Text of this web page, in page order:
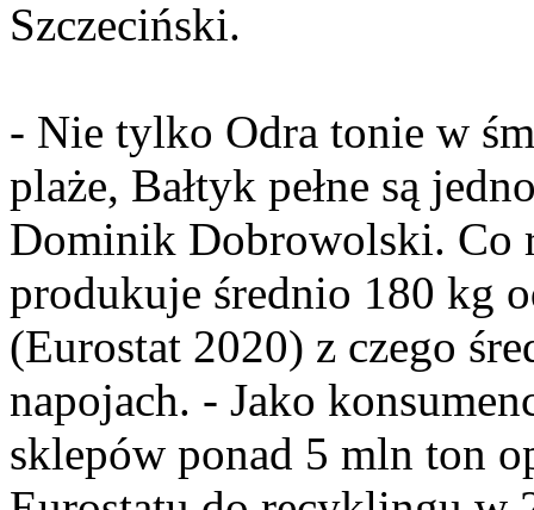
Szczeciński.
- Nie tylko Odra tonie w
plaże, Bałtyk pełne są
Dominik Dobrowolski. Co
produkuje średnio 180 kg
(Eurostat 2020) z czego
napojach. - Jako
sklepów ponad 5 mln ton